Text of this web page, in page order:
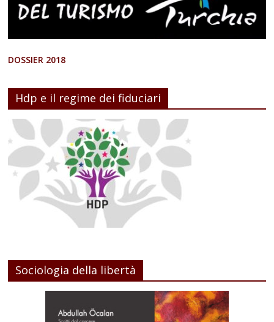
DOSSIER 2018
Hdp e il regime dei fiduciari
Sociologia della libertà